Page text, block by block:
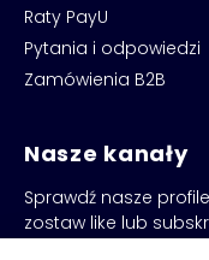
Raty PayU
Pytania i odpowiedzi
Zamówienia B2B
Nasze kanały
Sprawdź nasze
zostaw like lub